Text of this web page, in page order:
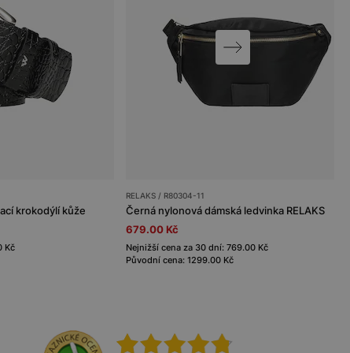
krokodýlí kůže
Kč
RELAKS / R80304-11
Černá nylonová dámská ledvinka RELAKS
679.00 Kč
Nejnižší cena za 30 dní: 769.00 Kč
Původní cena: 1299.00 Kč